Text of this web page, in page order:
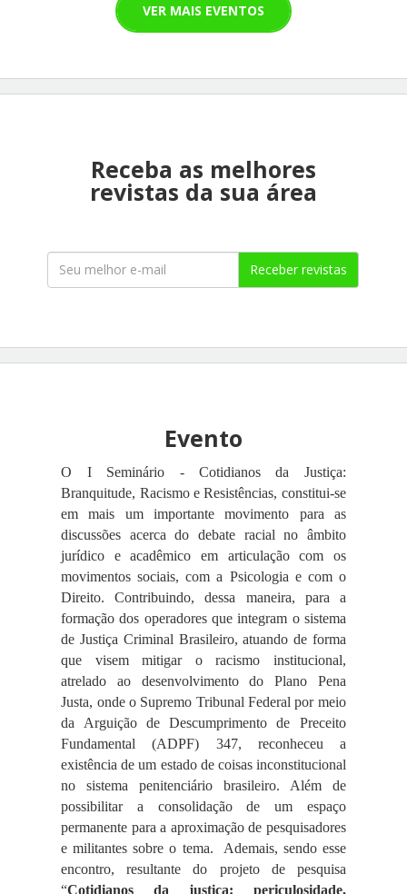
VER MAIS EVENTOS
Receba as melhores
revistas da sua área
Receber revistas
Evento
O I Seminário - Cotidianos da Justiça:
Branquitude, Racismo e Resistências, constitui-se
em mais um importante movimento para as
discussões acerca do debate racial no âmbito
jurídico e acadêmico em articulação com os
movimentos sociais, com a Psicologia e com o
Direito. Contribuindo, dessa maneira, para a
formação dos operadores que integram o sistema
de Justiça Criminal Brasileiro, atuando de forma
que visem mitigar o racismo institucional,
atrelado ao desenvolvimento do Plano Pena
Justa, onde o Supremo Tribunal Federal por meio
da Arguição de Descumprimento de Preceito
Fundamental (ADPF) 347, reconheceu a
existência de um estado de coisas inconstitucional
no sistema penitenciário brasileiro. Além de
possibilitar a consolidação de um espaço
permanente para a aproximação de pesquisadores
e militantes sobre o tema. Ademais, sendo esse
encontro, resultante do projeto de pesquisa
“Cotidianos da justiça: periculosidade,